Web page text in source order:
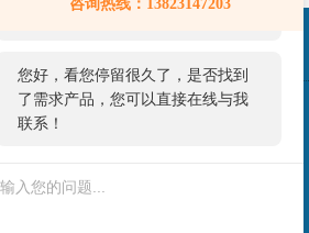
咨询热线：13823147203
服务，请问您要咨询什么问题呢？
您好，看您停留很久了，是否找到
了需求产品，您可以直接在线与我
联系！